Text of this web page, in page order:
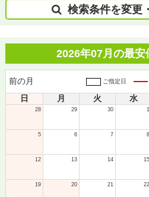
検索条件を変更
2026年07月の最安
前の月 ご指定日
日
月 火 水
28 29 30 1
5 6 7 8
12 13 14 15
19 20 21 22